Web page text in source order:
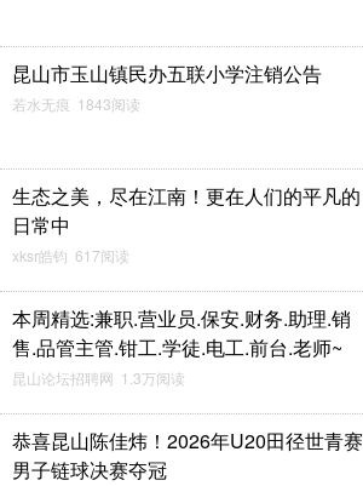
昆山市玉山镇民办五联小学注销公告
若水无痕 1843阅读
生态之美，尽在江南！更在人们的平凡的
日常中
xksr皓钧 617阅读
本周精选:兼职.营业员.保安.财务.助理.销
售.品管主管.钳工.学徒.电工.前台.老师~
昆山论坛招聘网 1.3万阅读
恭喜昆山陈佳炜！2026年U20田径世青赛
男子链球决赛夺冠